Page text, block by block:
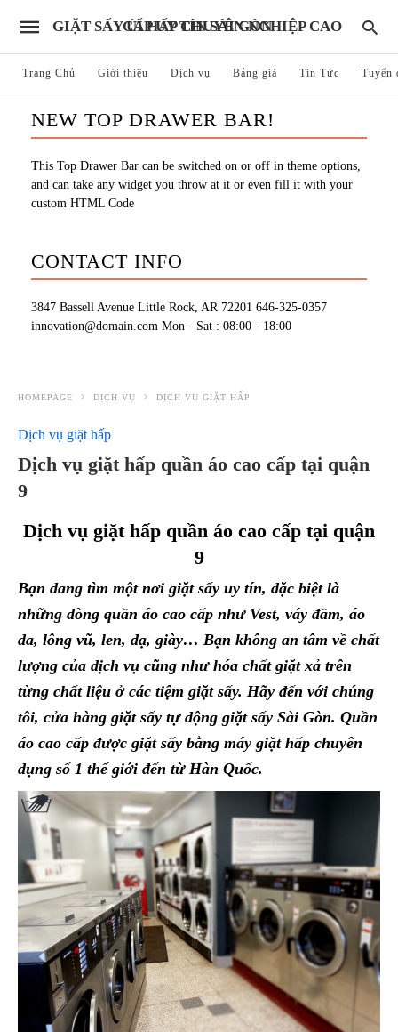
GIẶT SẤY ỦI HẤP CHUYÊN NGHIỆP CAO CẤP UY TÍN SÀI GÒN
Trang Chủ Giới thiệu Dịch vụ Bảng giá Tin Tức Tuyển
NEW TOP DRAWER BAR!
This Top Drawer Bar can be switched on or off in theme options,
and can take any widget you throw at it or even fill it with your
custom HTML Code
CONTACT INFO
3847 Bassell Avenue Little Rock, AR 72201 646-325-0357
innovation@domain.com Mon - Sat : 08:00 - 18:00
HOMEPAGE DỊCH VỤ DỊCH VỤ GIẶT HẤP
Dịch vụ giặt hấp
Dịch vụ giặt hấp quần áo cao cấp tại quận
9
Dịch vụ giặt hấp quần áo cao cấp tại quận
9
Bạn đang tìm một nơi giặt sấy uy tín, đặc biệt là
những dòng quần áo cao cấp như Vest, váy đầm, áo
da, lông vũ, len, dạ, giày… Bạn không an tâm về chất
lượng của dịch vụ cũng như hóa chất giặt xả trên
từng chất liệu ở các tiệm giặt sấy. Hãy đến với chúng
tôi, cửa hàng giặt sấy tự động giặt sấy Sài Gòn. Quần
áo cao cấp được giặt sấy bằng máy giặt hấp chuyên
dụng số 1 thế giới đến từ Hàn Quốc.